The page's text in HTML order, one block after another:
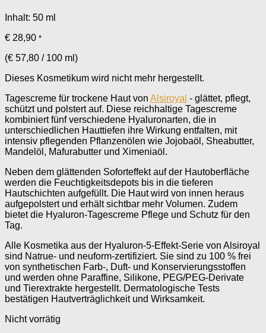
Inhalt: 50 ml
€ 28,90 *
(€ 57,80 / 100 ml )
Dieses Kosmetikum wird nicht mehr hergestellt.
Tagescreme für trockene Haut von Alsiroyal - glättet, pflegt,
schützt und polstert auf. Diese reichhaltige Tagescreme
kombiniert fünf verschiedene Hyaluronarten, die in
unterschiedlichen Hauttiefen ihre Wirkung entfalten, mit
intensiv pflegenden Pflanzenölen wie Jojobaöl, Sheabutter,
Mandelöl, Mafurabutter und Ximeniaöl.
Neben dem glättenden Soforteffekt auf der Hautoberfläche
werden die Feuchtigkeitsdepots bis in die tieferen
Hautschichten aufgefüllt. Die Haut wird von innen heraus
aufgepolstert und erhält sichtbar mehr Volumen. Zudem
bietet die Hyaluron-Tagescreme Pflege und Schutz für den
Tag.
Alle Kosmetika aus der Hyaluron-5-Effekt-Serie von Alsiroyal
sind Natrue- und neuform-zertifiziert. Sie sind zu 100 % frei
von synthetischen Farb-, Duft- und Konservierungsstoffen
und werden ohne Paraffine, Silikone, PEG/PEG-Derivate
und Tierextrakte hergestellt. Dermatologische Tests
bestätigen Hautverträglichkeit und Wirksamkeit.
Nicht vorrätig